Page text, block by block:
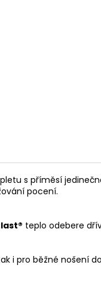
s příměsí
pocení.
teplo odebere
i pro běžné nošení